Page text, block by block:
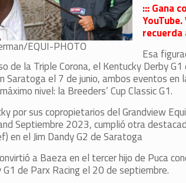
EQUI-PHOTO
::: Gana
recuerda
Esa
de la Triple Corona, el Kentucky Derby
Saratoga el 7 de junio, ambos eventos
nivel: la Breeders’ Cup Classic G1.
por sus copropietarios del Grandview
Septiembre 2023, cumplió otra
en el Jim Dandy G2 de Saratoga
a Baeza en el tercer hijo de Puca
de Parx Racing el 20 de septiembre.